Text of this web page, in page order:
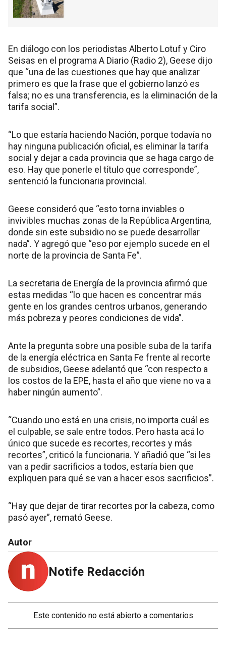
En diálogo con los periodistas Alberto Lotuf y Ciro
Seisas en el programa A Diario (Radio 2), Geese dijo
que “una de las cuestiones que hay que analizar
primero es que la frase que el gobierno lanzó es
falsa; no es una transferencia, es la eliminación de la
tarifa social”.
“Lo que estaría haciendo Nación, porque todavía no
hay ninguna publicación oficial, es eliminar la tarifa
social y dejar a cada provincia que se haga cargo de
eso. Hay que ponerle el título que corresponde”,
sentenció la funcionaria provincial.
Geese consideró que “esto torna inviables o
invivibles muchas zonas de la República Argentina,
donde sin este subsidio no se puede desarrollar
nada”. Y agregó que “eso por ejemplo sucede en el
norte de la provincia de Santa Fe”.
La secretaria de Energía de la provincia afirmó que
estas medidas “lo que hacen es concentrar más
gente en los grandes centros urbanos, generando
más pobreza y peores condiciones de vida”.
Ante la pregunta sobre una posible suba de la tarifa
de la energía eléctrica en Santa Fe frente al recorte
de subsidios, Geese adelantó que “con respecto a
los costos de la EPE, hasta el año que viene no va a
haber ningún aumento”.
“Cuando uno está en una crisis, no importa cuál es
el culpable, se sale entre todos. Pero hasta acá lo
único que sucede es recortes, recortes y más
recortes”, criticó la funcionaria. Y añadió que “si les
van a pedir sacrificios a todos, estaría bien que
expliquen para qué se van a hacer esos sacrificios”.
“Hay que dejar de tirar recortes por la cabeza, como
pasó ayer”, remató Geese.
Autor
Notife Redacción
Este contenido no está abierto a comentarios